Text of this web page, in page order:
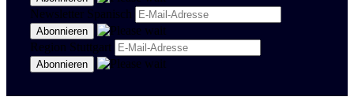
Newsletter Spanisch
Region Stuttgart